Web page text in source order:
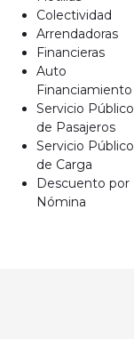
Colectividad
Arrendadoras
Financieras
Auto
Financiamiento
Servicio Público
de Pasajeros
Servicio Público
de Carga
Descuento por
Nómina